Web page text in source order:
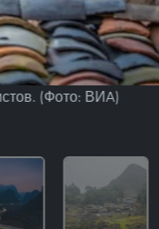
(Фото: ВИA)